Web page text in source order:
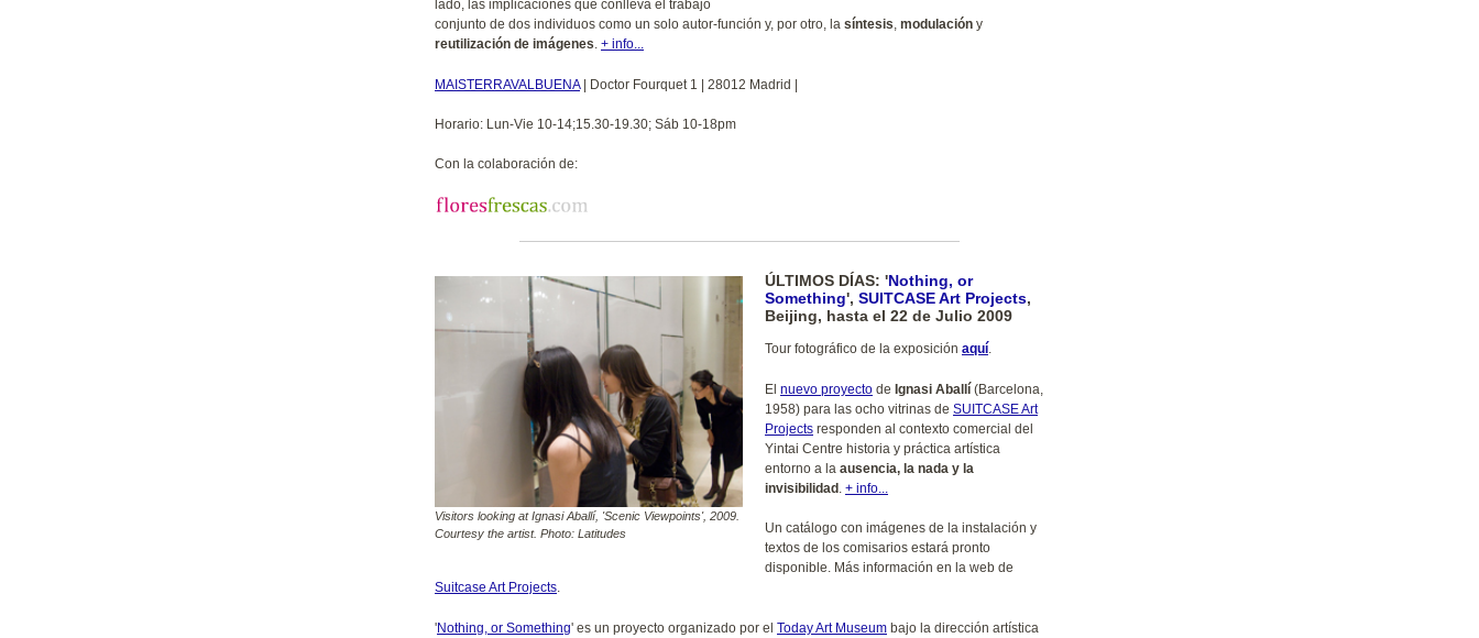
lado, las implicaciones que conlleva el trabajo
conjunto de dos individuos como un solo autor-función y, por otro, la síntesis, modulación y
reutilización de imágenes. + info...
MAISTERRAVALBUENA| Doctor Fourquet 1 | 28012 Madrid |
Horario: Lun-Vie 10-14;15.30-19.30; Sáb 10-18pm
Con la colaboración de:
Visitors looking at Ignasi Aballí, 'Scenic Viewpoints', 2009.
Courtesy the artist. Photo: Latitudes
ÚLTIMOS DÍAS: 'Nothing, or
Something', SUITCASE Art Projects,
Beijing, hasta el 22 de Julio 2009
Tour fotográfico de la exposición aquí.
El nuevo proyecto de Ignasi Aballí (Barcelona,
1958) para las ocho vitrinas de SUITCASE Art
Projects responden al contexto comercial del
Yintai Centre historia y práctica artística
entorno a la ausencia, la nada y la
invisibilidad + info...
Un catálogo con imágenes de la instalación y
textos de los comisarios estará pronto
disponible. Más información en la web de
Suitcase Art Projects.
'Nothing, or Something' es un proyecto organizado por el Today Art Museum bajo la dirección artística